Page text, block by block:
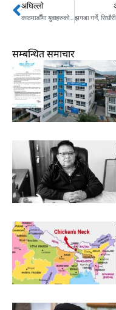
Prev
अघिल्लो
काठमाडौँमा युवाहरुको नारा : केपी ओली आई लभ यु
सम्बन्धित समाचार